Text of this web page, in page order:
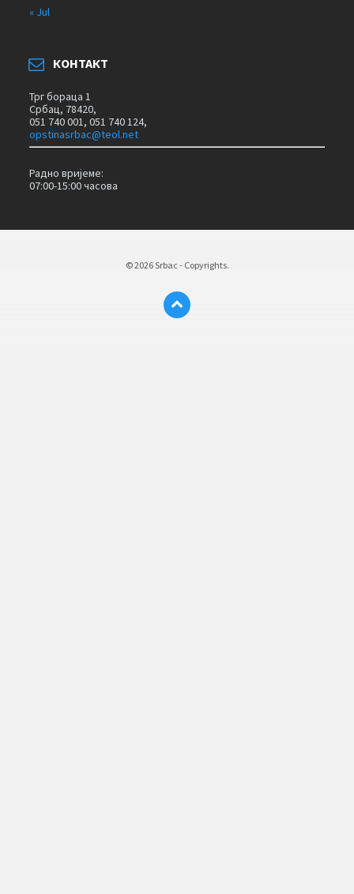
« Jul
КОНТАКТ
Трг бораца 1
Србац, 78420,
051 740 001, 051 740 124,
opstinasrbac@teol.net
Радно вријеме:
07:00-15:00 часова
© 2026 Srbac - Copyrights.